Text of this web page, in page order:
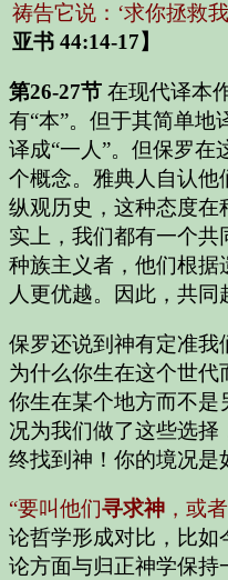
祷告它说：‘求你拯救
亚书 44:14-17】
第26-27节 在现代译本
有“本”。但于其简单地
译成“一人”。但保罗在
个概念。雅典人自认他
纵观历史，这种态度在
实上，我们都有一个
种族主义者，他们根据
人更优越。因此，共同
保罗还说到神有定准我
为什么你生在这个世代
你生在某个地方而不是
况为我们做了这些选
终找到神！你的境况是
“要叫他们寻求神 ，或
论哲学形成对比，比如
论方面与归正神学保持